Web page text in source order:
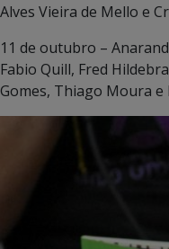
Alves Vieira de Mello e
11 de outubro –
Fabio Quill, Fred
Gomes, Thiago Moura